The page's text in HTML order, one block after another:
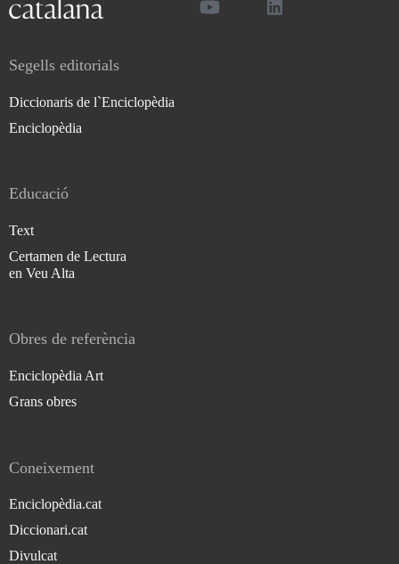
Segells editorials
Diccionaris de l`Enciclopèdia
Enciclopèdia
Educació
Text
Certamen de Lectura
en Veu Alta
Obres de referència
Enciclopèdia Art
Grans obres
Coneixement
Enciclopèdia.cat
Diccionari.cat
Divulcat